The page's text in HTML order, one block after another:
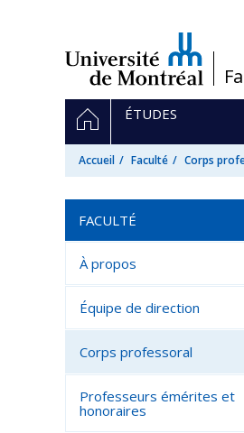
/
Navigation
principale
ACCUEIL
ÉTUDES
Accueil Faculté Corps
FACULTÉ
À propos
Équipe de direction
Corps professoral
Professeurs émérites et
honoraires